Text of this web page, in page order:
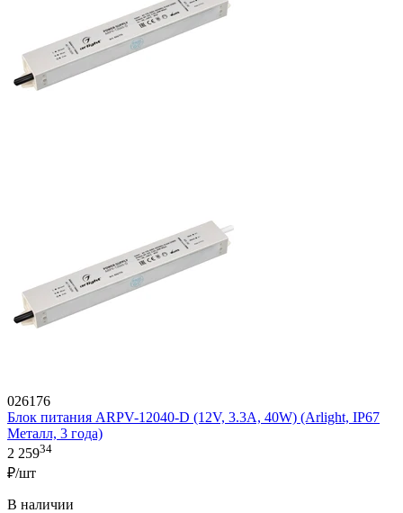
026176
Блок питания ARPV-12040-D (12V, 3.3A, 40W) (Arlight, IP67
Металл, 3 года)
2 25934
₽/шт
В наличии